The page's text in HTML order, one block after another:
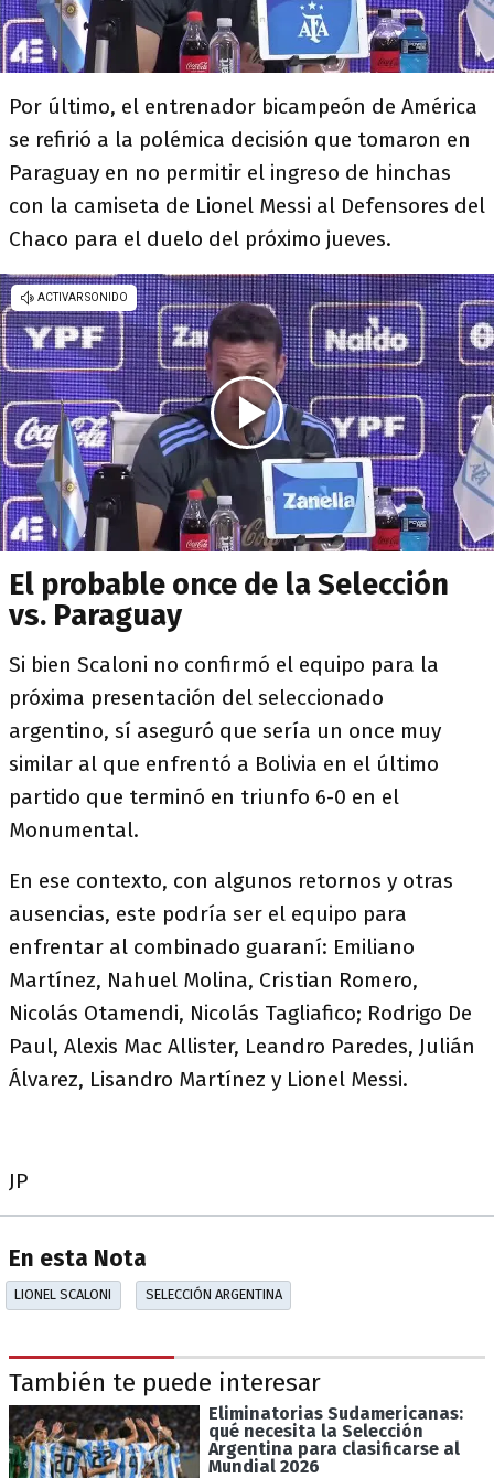
Por último, el entrenador bicampeón de América
se refirió a la polémica decisión que tomaron en
Paraguay en no permitir el ingreso de hinchas
con la camiseta de Lionel Messi al Defensores del
Chaco para el duelo del próximo jueves.
El probable once de la Selección
vs. Paraguay
Si bien Scaloni no confirmó el equipo para la
próxima presentación del seleccionado
argentino, sí aseguró que sería un once muy
similar al que enfrentó a Bolivia en el último
partido que terminó en triunfo 6-0 en el
Monumental.
En ese contexto, con algunos retornos y otras
ausencias, este podría ser el equipo para
enfrentar al combinado guaraní: Emiliano
Martínez, Nahuel Molina, Cristian Romero,
Nicolás Otamendi, Nicolás Tagliafico; Rodrigo De
Paul, Alexis Mac Allister, Leandro Paredes, Julián
Álvarez, Lisandro Martínez y Lionel Messi.
JP
En esta Nota
LIONEL SCALONI SELECCIÓN ARGENTINA
También te puede interesar
Eliminatorias Sudamericanas:
qué necesita la Selección
Argentina para clasificarse al
Mundial 2026